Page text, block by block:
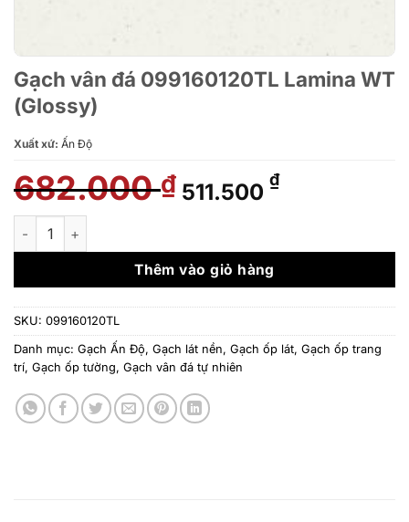
Gạch vân đá 099160120TL Lamina WT
(Glossy)
Xuất xứ: Ấn Độ
682.000₫ Giá
gốc
682.000 ₫.
511.500 ₫Giá
là:
Gạch vân đá 099160120TL Lamina WT (Glossy) số lượng
Thêm vào giỏ hàng
SKU: 099160120TL
Danh mục: Gạch Ấn Độ, Gạch lát nền, Gạch ốp lát, Gạch ốp trang
trí, Gạch ốp tường, Gạch vân đá tự nhiên